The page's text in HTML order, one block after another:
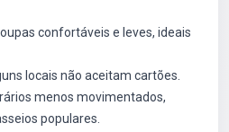
confortáveis e leves, ideais
locais não aceitam cartões.
menos movimentados,
populares.